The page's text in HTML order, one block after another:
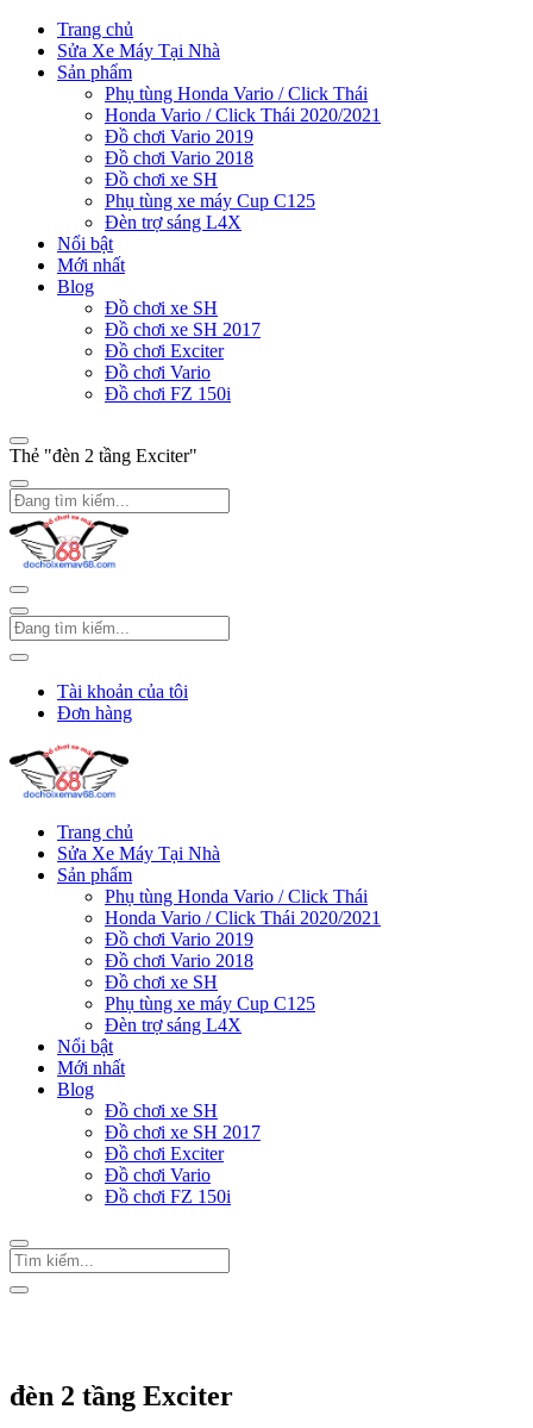
Trang chủ
Sửa Xe Máy Tại Nhà
Sản phẩm
Phụ tùng Honda Vario / Click Thái
Honda Vario / Click Thái 2020/2021
Đồ chơi Vario 2019
Đồ chơi Vario 2018
Đồ chơi xe SH
Phụ tùng xe máy Cup C125
Đèn trợ sáng L4X
Nổi bật
Mới nhất
Blog
Đồ chơi xe SH
Đồ chơi xe SH 2017
Đồ chơi Exciter
Đồ chơi Vario
Đồ chơi FZ 150i
Thẻ "đèn 2 tầng Exciter"
Tài khoản của tôi
Đơn hàng
Trang chủ
Sửa Xe Máy Tại Nhà
Sản phẩm
Phụ tùng Honda Vario / Click Thái
Honda Vario / Click Thái 2020/2021
Đồ chơi Vario 2019
Đồ chơi Vario 2018
Đồ chơi xe SH
Phụ tùng xe máy Cup C125
Đèn trợ sáng L4X
Nổi bật
Mới nhất
Blog
Đồ chơi xe SH
Đồ chơi xe SH 2017
Đồ chơi Exciter
Đồ chơi Vario
Đồ chơi FZ 150i
đèn 2 tầng Exciter